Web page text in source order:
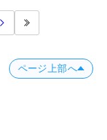
ページ上部へ